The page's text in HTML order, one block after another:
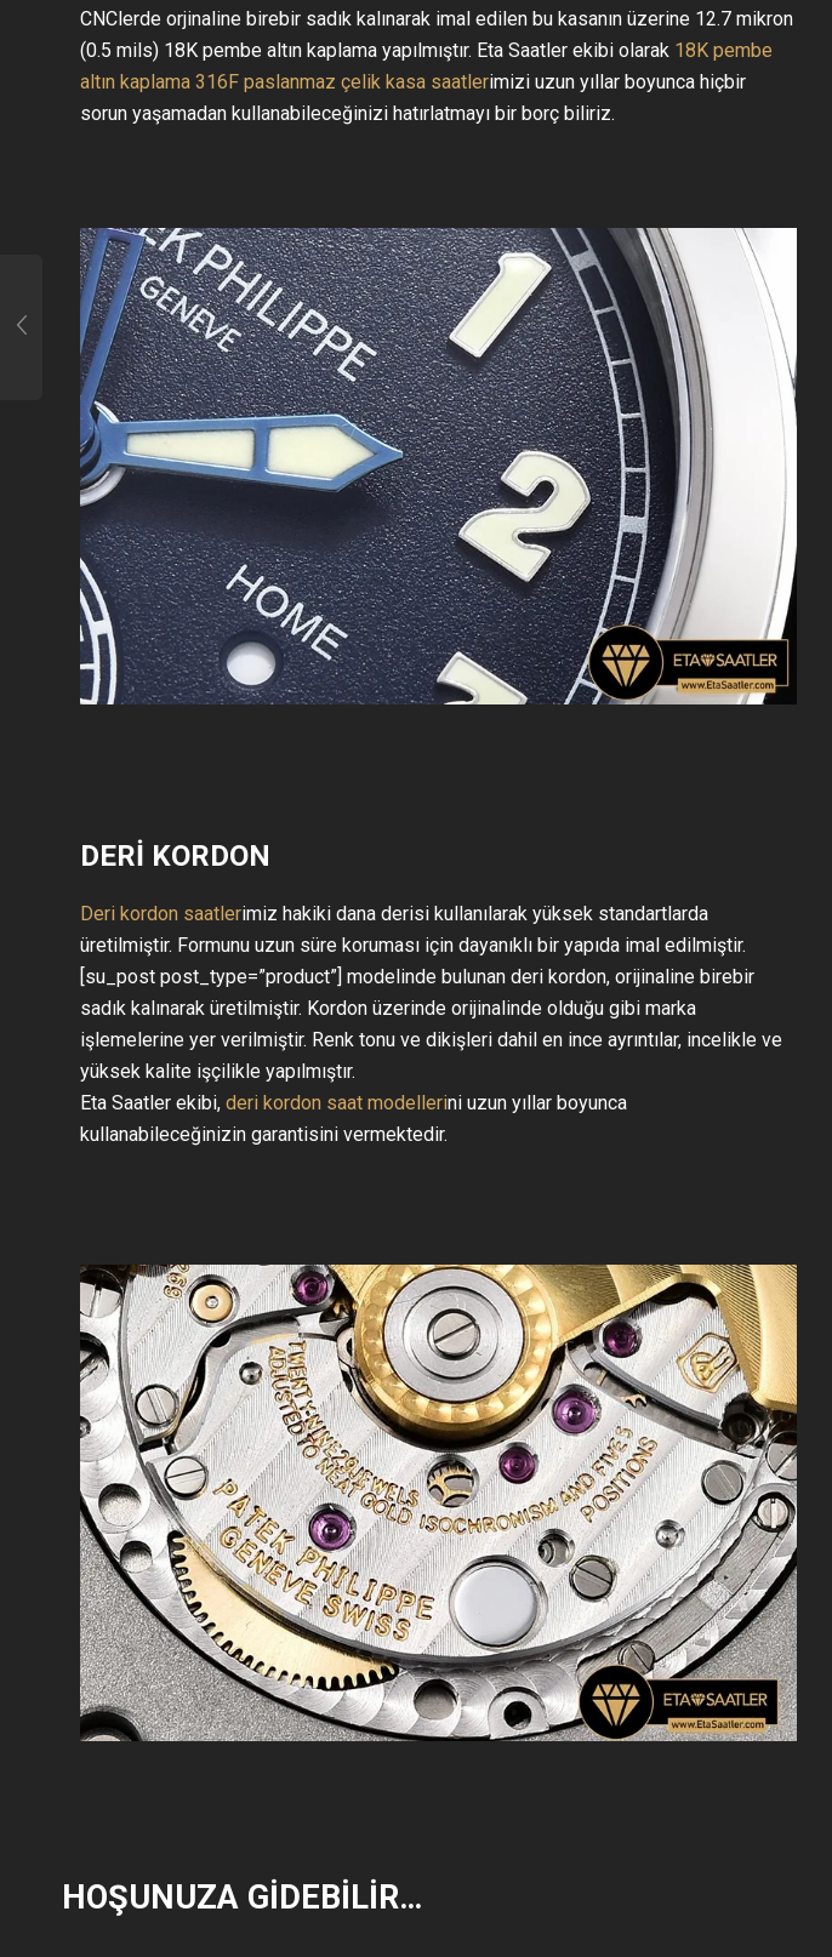
CNClerde orjinaline birebir sadık kalınarak imal edilen bu kasanın üzerine 12.7 mikron
(0.5 mils) 18K pembe altın kaplama yapılmıştır. Eta Saatler ekibi olarak 18K pembe
altın kaplama 316F paslanmaz çelik kasa saatlerimizi uzun yıllar boyunca hiçbir
sorun yaşamadan kullanabileceğinizi hatırlatmayı bir borç biliriz.
DERİ KORDON
Deri kordon saatlerimiz hakiki dana derisi kullanılarak yüksek standartlarda
üretilmiştir. Formunu uzun süre koruması için dayanıklı bir yapıda imal edilmiştir.
[su_post post_type=”product”] modelinde bulunan deri kordon, orijinaline birebir
sadık kalınarak üretilmiştir. Kordon üzerinde orijinalinde olduğu gibi marka
işlemelerine yer verilmiştir. Renk tonu ve dikişleri dahil en ince ayrıntılar, incelikle ve
yüksek kalite işçilikle yapılmıştır.
Eta Saatler ekibi, deri kordon saat modellerini uzun yıllar boyunca
kullanabileceğinizin garantisini vermektedir.
HOŞUNUZA GIDEBILIR…